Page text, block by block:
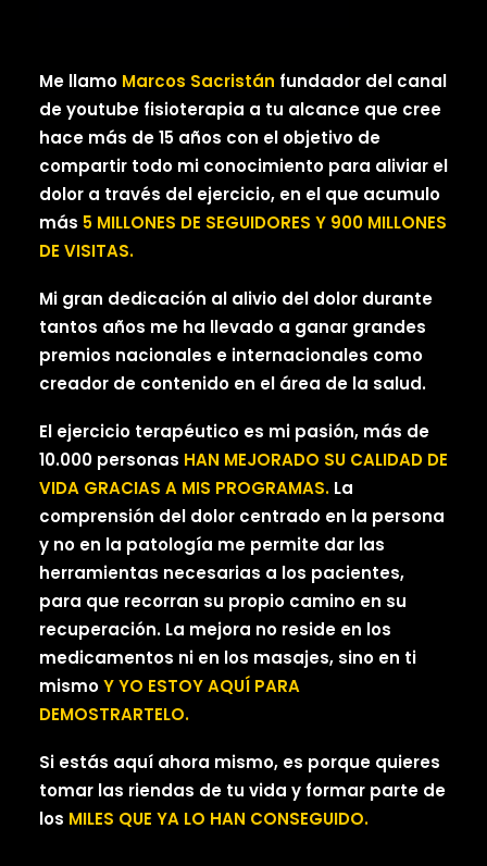
Me llamo Marcos Sacristán fundador del canal
de youtube fisioterapia a tu alcance que cree
hace más de 15 años con el objetivo de
compartir todo mi conocimiento para aliviar el
dolor a través del ejercicio, en el que acumulo
más 5 MILLONES DE SEGUIDORES Y 900 MILLONES
DE VISITAS.
Mi gran dedicación al alivio del dolor durante
tantos años me ha llevado a ganar grandes
premios nacionales e internacionales como
creador de contenido en el área de la salud.
El ejercicio terapéutico es mi pasión, más de
10.000 personas HAN MEJORADO SU CALIDAD DE
VIDA GRACIAS A MIS PROGRAMAS. La
comprensión del dolor centrado en la persona
y no en la patología me permite dar las
herramientas necesarias a los pacientes,
para que recorran su propio camino en su
recuperación. La mejora no reside en los
medicamentos ni en los masajes, sino en ti
mismoY YO ESTOY AQUÍ PARA
DEMOSTRARTELO.
Si estás aquí ahora mismo, es porque quieres
tomar las riendas de tu vida y formar parte de
los MILES QUE YA LO HAN CONSEGUIDO.